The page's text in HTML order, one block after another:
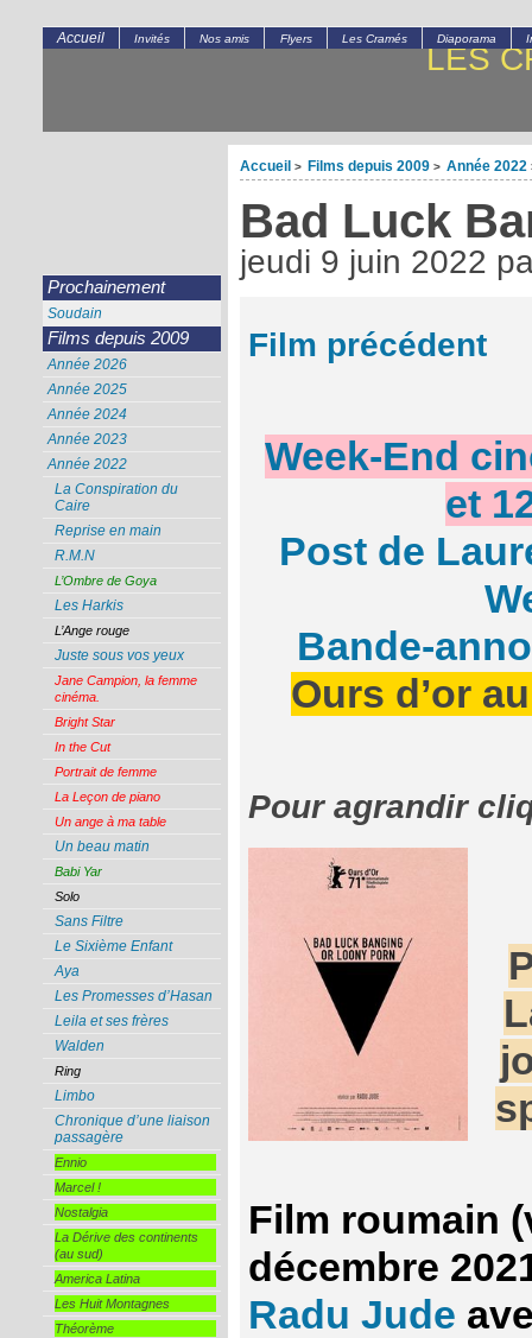
LES
Accueil > Films depuis 2009 > Année 2022
Bad Luck
jeudi 9 juin 2022
Film précédent
Week-End
et
Post de
Bande-
Ours d’or
Pour agrandir
Film roumain
décembre
Radu Jude
Accueil Invités Nos amis Flyers Les Cramés Diaporama
Prochainement
Soudain
Films depuis 2009
Année 2026
Année 2025
Année 2024
Année 2023
Année 2022
La Conspiration du
Caire
Reprise en main
R.M.N
L’Ombre de Goya
Les Harkis
L’Ange rouge
Juste sous vos yeux
Jane Campion, la femme
cinéma.
Bright Star
In the Cut
Portrait de femme
La Leçon de piano
Un ange à ma table
Un beau matin
Babi Yar
Solo
Sans Filtre
Le Sixième Enfant
Aya
Les Promesses d’Hasan
Leila et ses frères
Walden
Ring
Limbo
Chronique d’une liaison
passagère
Ennio
Marcel !
Nostalgia
La Dérive des continents
(au sud)
America Latina
Les Huit Montagnes
Théorème